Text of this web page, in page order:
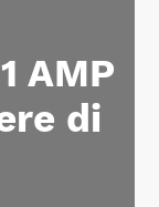
AMP
di